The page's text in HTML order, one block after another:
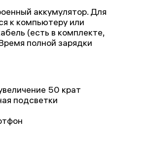
аккумулятор. Для
к компьютеру или
(есть в комплекте,
полной зарядки
50 крат
подсветки